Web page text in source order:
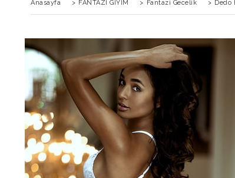
Anasayfa > FANTAZİ GİYİM > Fantazi Gecelik > Dedo